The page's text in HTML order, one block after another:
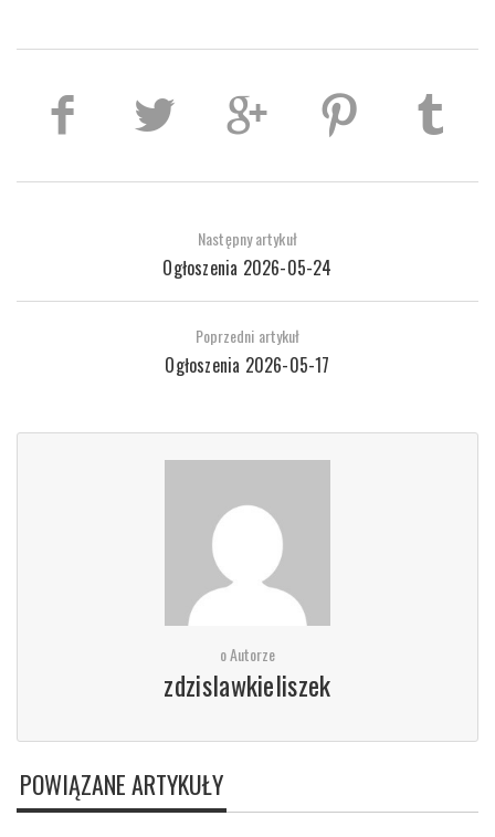
Następny artykuł
Ogłoszenia 2026-05-24
Poprzedni artykuł
Ogłoszenia 2026-05-17
o Autorze
zdzislawkieliszek
POWIĄZANE ARTYKUŁY